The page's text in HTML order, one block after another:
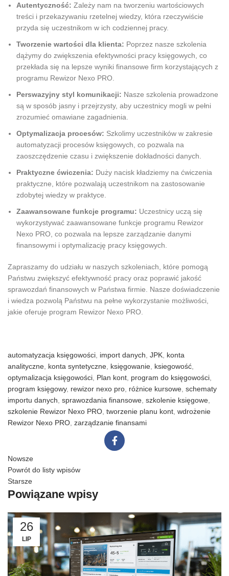
Autentyczność: Zależy nam na tworzeniu wartościowych
treści i przekazywaniu rzetelnej wiedzy, która rzeczywiście
przyda się uczestnikom w ich codziennej pracy.
Tworzenie wartości dla klienta: Poprzez nasze szkolenia
dążymy do zwiększenia efektywności pracy księgowych, co
przekłada się na lepsze wyniki finansowe firm korzystających z
programu Rewizor Nexo PRO.
Perswazyjny styl komunikacji: Nasze szkolenia prowadzone
są w sposób jasny i przejrzysty, aby uczestnicy mogli w pełni
zrozumieć omawiane zagadnienia.
Optymalizacja procesów: Szkolimy uczestników w zakresie
automatyzacji procesów księgowych, co pozwala na
zaoszczędzenie czasu i zwiększenie dokładności danych.
Praktyczne ćwiczenia: Duży nacisk kładziemy na ćwiczenia
praktyczne, które pozwalają uczestnikom na zastosowanie
zdobytej wiedzy w praktyce.
Zaawansowane funkcje programu: Uczestnicy uczą się
wykorzystywać zaawansowane funkcje programu Rewizor
Nexo PRO, co pozwala na lepsze zarządzanie danymi
finansowymi i optymalizację pracy księgowych.
Zapraszamy do udziału w naszych szkoleniach, które pomogą
Państwu zwiększyć efektywność pracy oraz poprawić jakość
sprawozdań finansowych w Państwa firmie. Nasze doświadczenie
i wiedza pozwolą Państwu na pełne wykorzystanie możliwości,
jakie oferuje program Rewizor Nexo PRO.
automatyzacja księgowości import danych JPK konta
analityczne konta syntetyczne księgowanie ksiegowość
optymalizacja księgowości Plan kont program do księgowości
program księgowy, rewizor nexo pro różnice kursowe schematy
importu danych sprawozdania finansowe szkolenie księgowe
szkolenie Rewizor Nexo PRO tworzenie planu kont wdrożenie
Rewizor Nexo PRO zarządzanie finansami
Nowsze
Powrót do listy wpisów
Starsze
Powiązane wpisy
26
LIP